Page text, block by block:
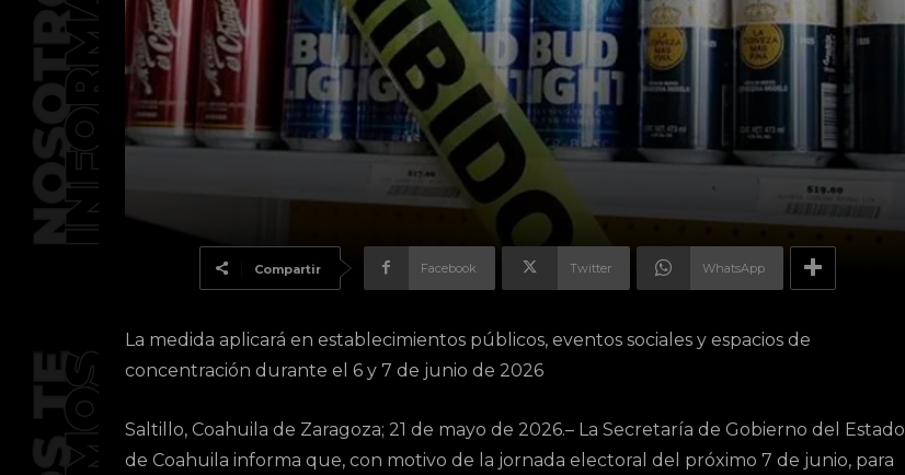
Compartir Facebook Twitter WhatsApp
La medida aplicará en establecimientos públicos, eventos sociales y espacios de
concentración durante el 6 y 7 de junio de 2026
Saltillo, Coahuila de Zaragoza; 21 de mayo de 2026.– La Secretaría de Gobierno del Estado
de Coahuila informa que, con motivo de la jornada electoral del próximo 7 de junio, para